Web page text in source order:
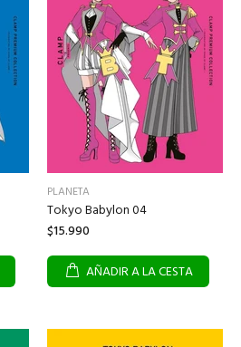
PLANETA
Tokyo Babylon 04
$15.990
AÑADIR A LA CESTA